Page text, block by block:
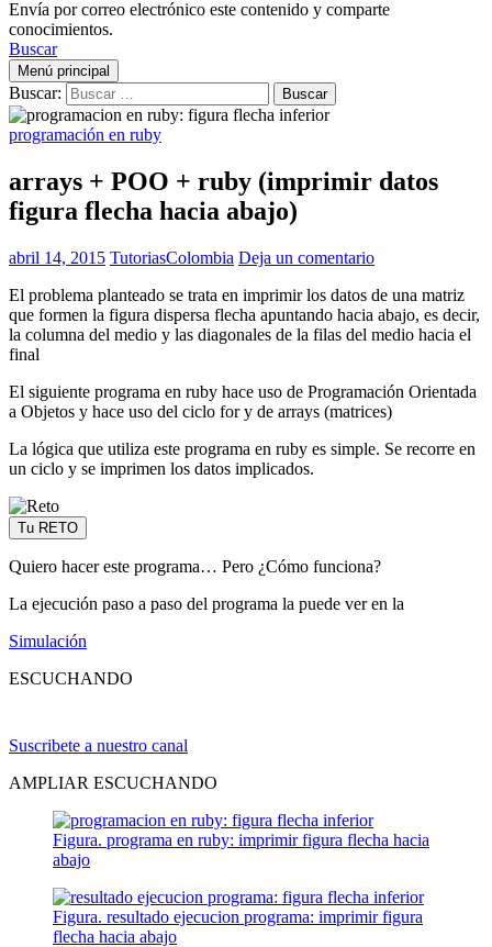
Envía por correo electrónico este contenido y comparte
conocimientos.
Buscar
Menú principal
Buscar:
programación en ruby
arrays + POO + ruby (imprimir datos
figura flecha hacia abajo)
abril 14, 2015 TutoriasColombia Deja un comentario
El problema planteado se trata en imprimir los datos de una matriz
que formen la figura dispersa flecha apuntando hacia abajo, es decir,
la columna del medio y las diagonales de la filas del medio hacia el
final
El siguiente programa en ruby hace uso de Programación Orientada
a Objetos y hace uso del ciclo for y de arrays (matrices)
La lógica que utiliza este programa en ruby es simple. Se recorre en
un ciclo y se imprimen los datos implicados.
Tu RETO
Quiero hacer este programa… Pero ¿Cómo funciona?
La ejecución paso a paso del programa la puede ver en la
Simulación
ESCUCHANDO
Suscribete a nuestro canal
AMPLIAR ESCUCHANDO
Figura. programa en ruby: imprimir figura flecha hacia
abajo
Figura. resultado ejecucion programa: imprimir figura
flecha hacia abajo